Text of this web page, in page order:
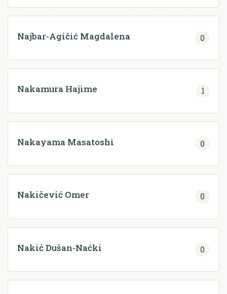
Najbar-Agičić Magdalena 0
Nakamura Hajime 1
Nakayama Masatoshi 0
Nakičević Omer 0
Nakić Dušan-Naćki 0